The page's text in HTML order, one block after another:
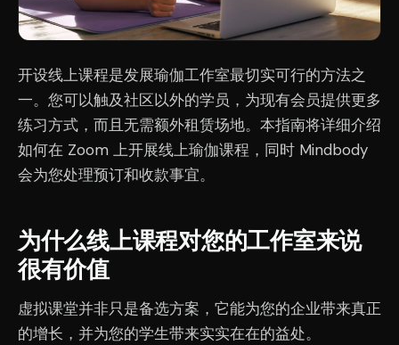
开设线上课程是发展瑜伽工作室最切实可行的方法之
一。您可以触及社区以外的学员，为现有会员提供更多
练习方式，而且无需额外租赁场地。本指南将详细介绍
如何在 Zoom 上开展线上瑜伽课程，同时 Mindbody
会为您处理预订和收款事宜。
为什么线上课程对您的工作室来说
很有价值
虚拟课堂并非只是备选方案，它能为您的企业带来真正
的增长，并为您的学生带来实实在在的益处。